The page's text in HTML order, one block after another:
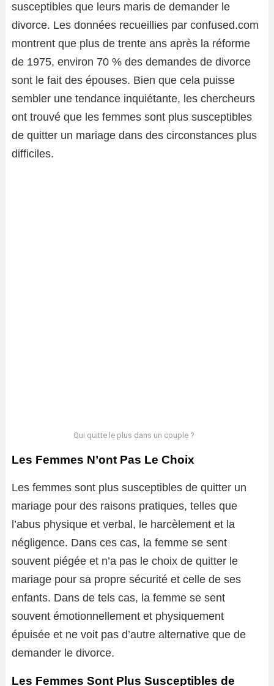
susceptibles que leurs maris de demander le
divorce. Les données recueillies par confused.com
montrent que plus de trente ans après la réforme
de 1975, environ 70 % des demandes de divorce
sont le fait des épouses. Bien que cela puisse
sembler une tendance inquiétante, les chercheurs
ont trouvé que les femmes sont plus susceptibles
de quitter un mariage dans des circonstances plus
difficiles.
Qui quitte le plus dans un couple ?
Les Femmes N’ont Pas Le Choix
Les femmes sont plus susceptibles de quitter un
mariage pour des raisons pratiques, telles que
l’abus physique et verbal, le harcèlement et la
négligence. Dans ces cas, la femme se sent
souvent piégée et n’a pas le choix de quitter le
mariage pour sa propre sécurité et celle de ses
enfants. Dans de tels cas, la femme se sent
souvent émotionnellement et physiquement
épuisée et ne voit pas d’autre alternative que de
demander le divorce.
Les Femmes Sont Plus Susceptibles de